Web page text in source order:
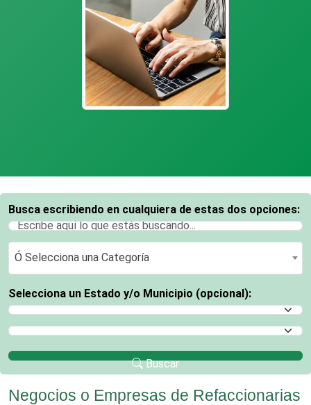
Busca escribiendo en cualquiera de estas dos opciones:
Ó Selecciona una Categoría
Ó Selecciona una Categoría
Selecciona un Estado y/o Municipio (opcional):
Selecciona un Estado
Selecciona un Municipio
Buscar
Negocios o Empresas de Refaccionarias